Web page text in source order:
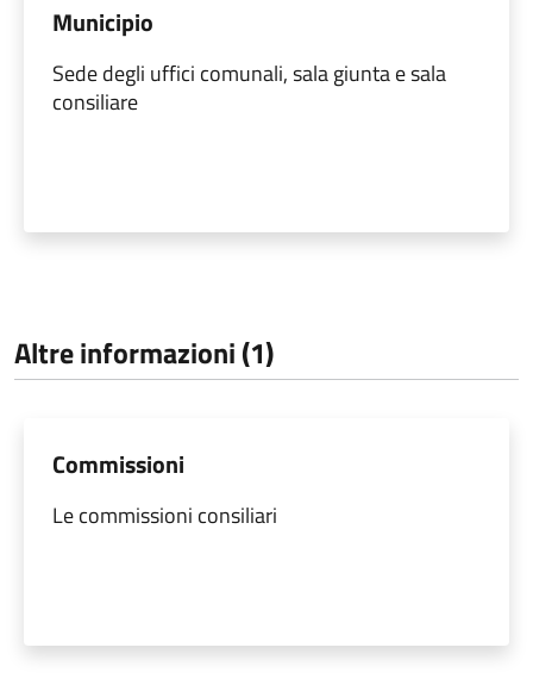
Municipio
Sede degli uffici comunali, sala giunta e sala
consiliare
Altre informazioni (1)
Commissioni
Le commissioni consiliari